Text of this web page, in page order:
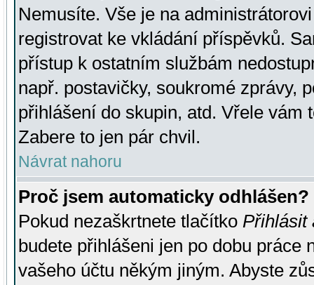
Nemusíte. Vše je na
registrovat ke vkládání příspěvků.
přístup k ostatním službám
např. postavičky, soukromé zprávy,
přihlášení do skupin, atd. Vřele vám
Zabere to jen pár chvil.
Návrat nahoru
Proč jsem automaticky odhlášen?
Pokud nezaškrtnete tlačítko Přihlásit
budete přihlášeni jen po dobu práce
vašeho účtu někým jiným. Abyste